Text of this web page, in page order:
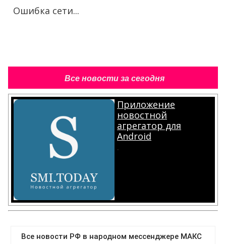
Ошибка сети...
Все новости за сегодня
Приложение
новостной
агрегатор для
Android
.